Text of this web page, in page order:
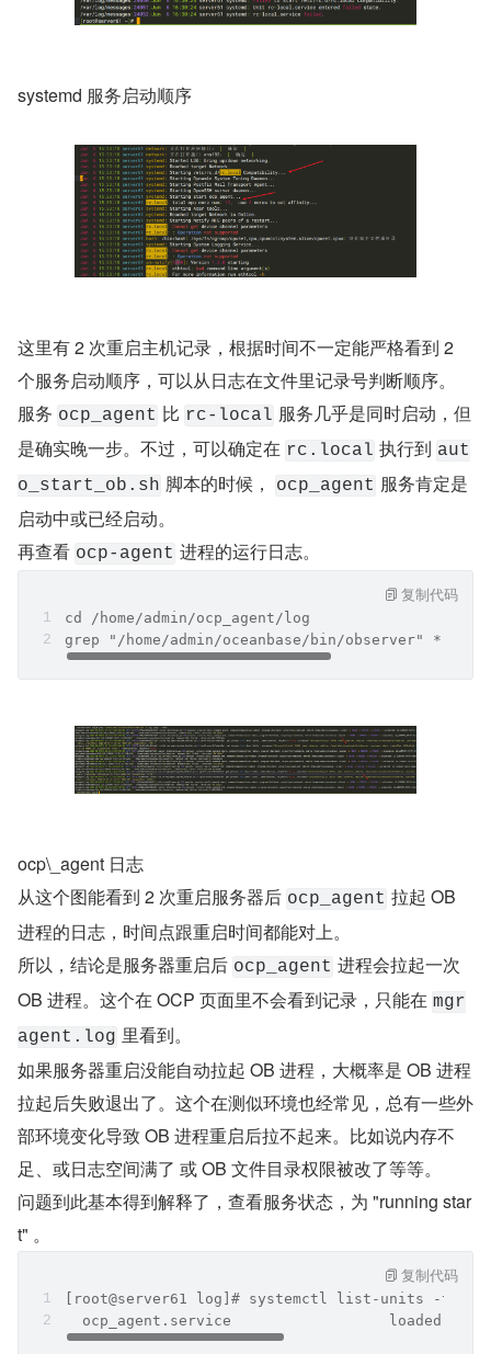
systemd 服务启动顺序
这里有 2 次重启主机记录，根据时间不一定能严格看到 2
个服务启动顺序，可以从日志在文件里记录号判断顺序。
服务 ocp_agent 比 rc-local 服务几乎是同时启动，但
是确实晚一步。不过，可以确定在 rc.local 执行到 aut
o_start_ob.sh 脚本的时候， ocp_agent 服务肯定是
启动中或已经启动。
再查看 ocp-agent 进程的运行日志。
cd /home/admin/ocp_agent/log
grep "/home/admin/oceanbase/bin/observer" *.log
复制代码
ocp\_agent 日志
从这个图能看到 2 次重启服务器后 ocp_agent 拉起 OB
进程的日志，时间点跟重启时间都能对上。
所以，结论是服务器重启后 ocp_agent 进程会拉起一次
OB 进程。这个在 OCP 页面里不会看到记录，只能在 mgr
agent.log 里看到。
如果服务器重启没能自动拉起 OB 进程，大概率是 OB 进程
拉起后失败退出了。这个在测似环境也经常见，总有一些外
部环境变化导致 OB 进程重启后拉不起来。比如说内存不
足、或日志空间满了 或 OB 文件目录权限被改了等等。
问题到此基本得到解释了，查看服务状态，为 "running star
t" 。
[root@server61 log]# systemctl list-units -t
ocp_agent.service                  loaded
复制代码